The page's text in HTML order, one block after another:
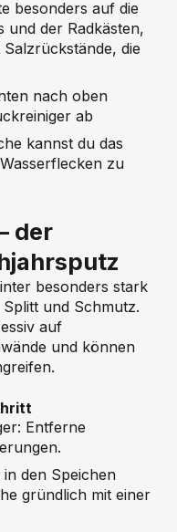
besonders auf die
und der Radkästen,
die
nach oben
ab
kannst du das
zu
der
besonders stark
und Schmutz.
auf
und können
Entferne
den Speichen
gründlich mit einer